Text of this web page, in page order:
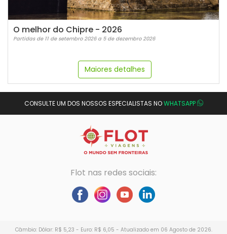
O melhor do Chipre - 2026
Partidas de 11 de setembro 2026 a 5 de dezembro 2026
Maiores detalhes
CONSULTE UM DOS NOSSOS ESPECIALISTAS NOWHATSAPP
Flot nas redes sociais:
Câmbio: Dólar: R$ 5,23 - Euro: R$ 6,05 - Atualizado em 06 Agosto de 2026.